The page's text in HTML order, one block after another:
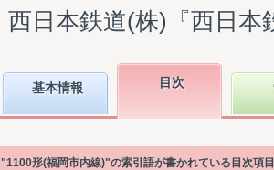
西日本鉄道(株)『西日本
基本情報 目次
"1100形(福岡市内線)"の索引語が書かれている目次項